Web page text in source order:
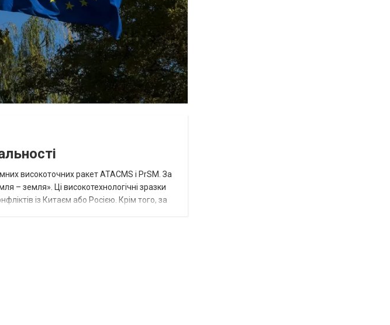
високоточних ракет ATACMS і PrSM. За
– земля». Ці високотехнологічні зразки
із Китаєм або Росією. Крім того, за